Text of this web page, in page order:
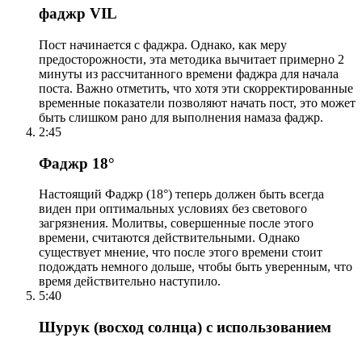
фаджр VIL
Пост начинается с фаджра. Однако, как меру
предосторожности, эта методика вычитает примерно 2
минуты из рассчитанного времени фаджра для начала
поста. Важно отметить, что хотя эти скорректированные
временные показатели позволяют начать пост, это может
быть слишком рано для выполнения намаза фаджр.
2:45
Фаджр 18°
Настоящий Фаджр (18°) теперь должен быть всегда
виден при оптимальных условиях без светового
загрязнения. Молитвы, совершенные после этого
времени, считаются действительными. Однако
существует мнение, что после этого времени стоит
подождать немного дольше, чтобы быть уверенным, что
время действительно наступило.
5:40
Шурук (восход солнца) с использованием